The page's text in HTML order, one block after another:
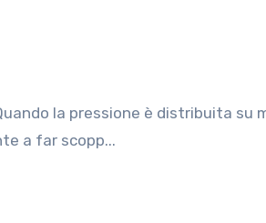
a far scopp...